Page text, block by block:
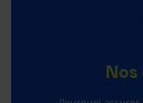
Nos